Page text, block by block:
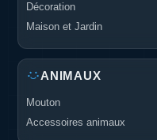
Décoration
Maison et Jardin
ANIMAUX
Mouton
Accessoires animaux